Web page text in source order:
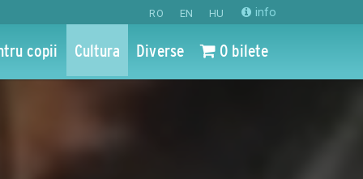
RO EN HU info
copii Cultura Diverse 0 bilete